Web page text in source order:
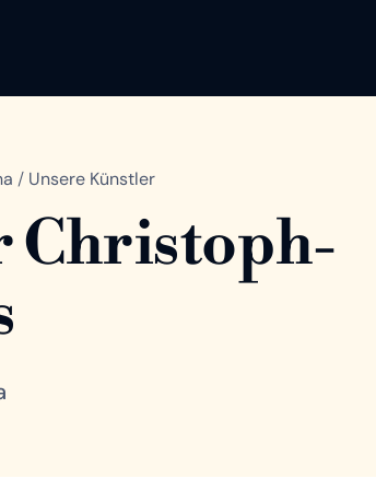
/ Unsere Künstler
Christoph-